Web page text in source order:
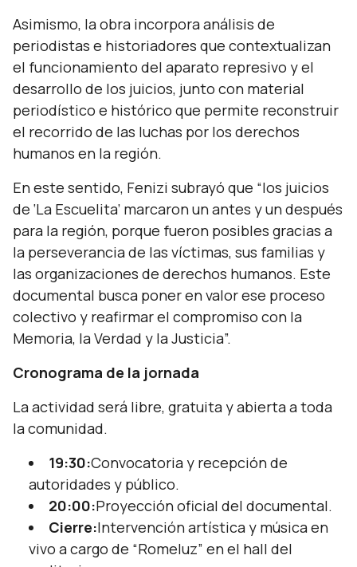
Asimismo, la obra incorpora análisis de
periodistas e historiadores que contextualizan
el funcionamiento del aparato represivo y el
desarrollo de los juicios, junto con material
periodístico e histórico que permite reconstruir
el recorrido de las luchas por los derechos
humanos en la región.
En este sentido, Fenizi subrayó que “los juicios
de ‘La Escuelita’ marcaron un antes y un después
para la región, porque fueron posibles gracias a
la perseverancia de las víctimas, sus familias y
las organizaciones de derechos humanos. Este
documental busca poner en valor ese proceso
colectivo y reafirmar el compromiso con la
Memoria, la Verdad y la Justicia”.
Cronograma de la jornada
La actividad será libre, gratuita y abierta a toda
la comunidad.
19:30:Convocatoria y recepción de
autoridades y público.
20:00:Proyección oficial del documental.
Cierre:Intervención artística y música en
vivo a cargo de “Romeluz” en el hall del